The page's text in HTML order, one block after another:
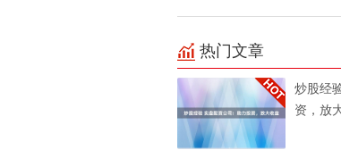
热门文章
炒股经
资，放